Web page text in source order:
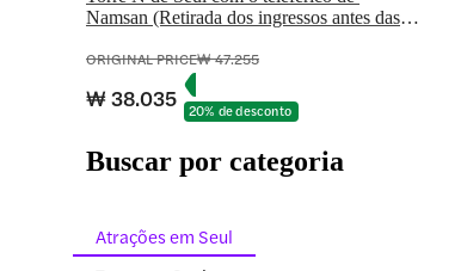
Namsan (Retirada dos ingressos antes das
ORIGINAL PRICE₩ 47.255
₩ 38.035 20% de desconto
Buscar por categoria
Atrações em Seul